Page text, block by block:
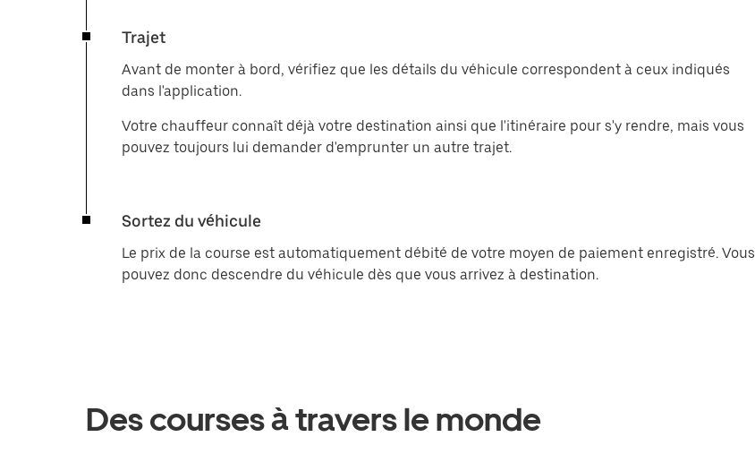
Trajet
Avant de monter à bord, vérifiez que les détails du véhicule correspondent à ceux indiqués
dans l'application.
Votre chauffeur connaît déjà votre destination ainsi que l'itinéraire pour s'y rendre, mais vous
pouvez toujours lui demander d'emprunter un autre trajet.
Sortez du véhicule
Le prix de la course est automatiquement débité de votre moyen de paiement enregistré. Vous
pouvez donc descendre du véhicule dès que vous arrivez à destination.
Des courses à travers le monde